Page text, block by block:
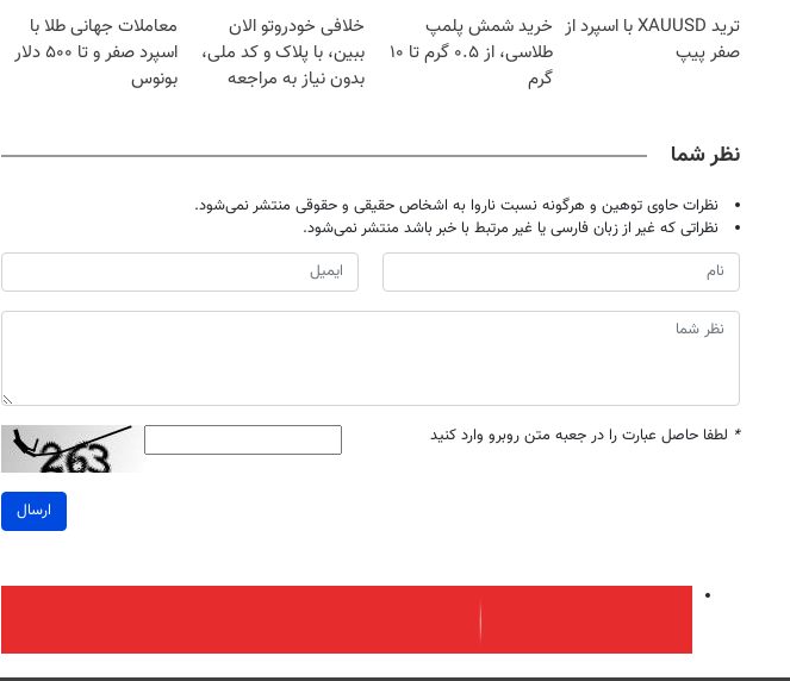
ترید XAUUSD با اسپرد از
صفر پیپ
خرید شمش پلمپ
طلاسی، از ۰.۵ گرم تا ۱۰
گرم
خلافی خودروتو الان
ببین، با پلاک و کد ملی،
بدون نیاز به مراجعه
معاملات جهانی طلا با
اسپرد صفر و تا ۵۰۰ دلار
بونوس
نظر شما
نظرات حاوی توهین و هرگونه نسبت ناروا به اشخاص حقیقی و حقوقی منتشر نمی‌شود.
نظراتی که غیر از زبان فارسی یا غیر مرتبط با خبر باشد منتشر نمی‌شود.
* لطفا حاصل عبارت را در جعبه متن روبرو وارد کنید
ارسال